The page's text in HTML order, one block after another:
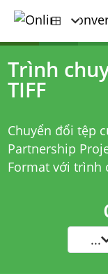
Trình
TIFF
Chuyển đổi tệp
Partnership
Format với trình
...